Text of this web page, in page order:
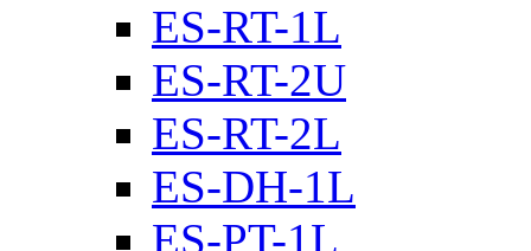
ES-RT-1L
ES-RT-2U
ES-RT-2L
ES-DH-1L
ES-PT-1L